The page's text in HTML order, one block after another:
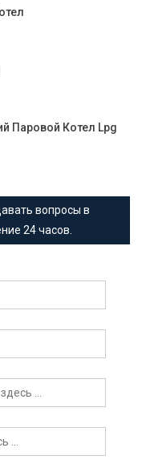
Паровой Котел Lpg
вопросы в
24 часов.